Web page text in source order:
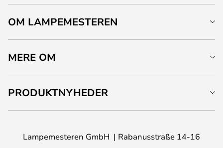
OM LAMPEMESTEREN
MERE OM
PRODUKTNYHEDER
Lampemesteren GmbH
Rabanusstraße 14-16